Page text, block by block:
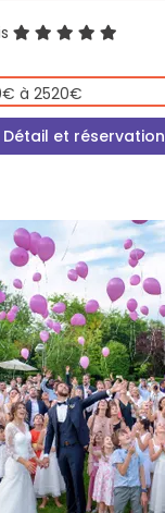
à 2520€
Détail et réservation